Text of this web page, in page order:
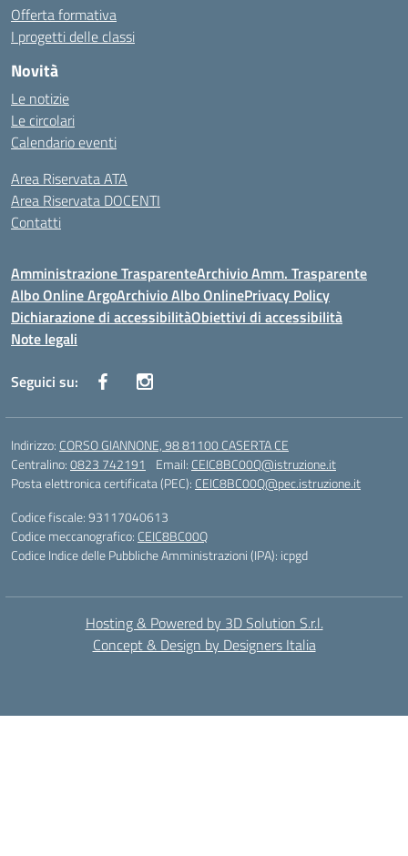
Offerta formativa
I progetti delle classi
Novità
Le notizie
Le circolari
Calendario eventi
Area Riservata ATA
Area Riservata DOCENTI
Contatti
Amministrazione TrasparenteArchivio Amm. Trasparente
Albo Online ArgoArchivio Albo OnlinePrivacy Policy
Dichiarazione di accessibilitàObiettivi di accessibilità
Note legali
Seguici su:
Indirizzo: CORSO GIANNONE, 98 81100 CASERTA CE
Centralino:0823 742191 Email: CEIC8BC00Q@istruzione.it
Posta elettronica certificata (PEC): CEIC8BC00Q@pec.istruzione.it
Codice fiscale: 93117040613
Codice meccanografico: CEIC8BC00Q
Codice Indice delle Pubbliche Amministrazioni (IPA): icpgd
Hosting & Powered by 3D Solution S.r.l.
Concept & Design by Designers Italia